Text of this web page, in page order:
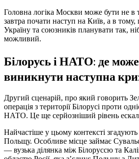
Головна логіка Москви може бути не в
завтра почати наступ на Київ, а в
Україну та союзників планувати так,
можливий.
Білорусь і НАТО: де може
виникнути наступна
Другий сценарій, про який говорить
операція з території Білорусі проти
НАТО. Це ще серйозніший рівень
Найчастіше у цьому контексті згадують
Польщу. Особливе місце займає
— вузька ділянка між Білоруссю та